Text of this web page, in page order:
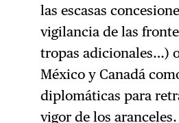
las escasas
vigilancia de las
tropas adicionales…)
México y Canadá
diplomáticas para
vigor de los aranceles.